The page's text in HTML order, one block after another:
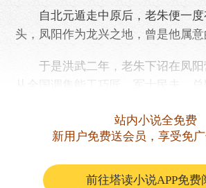
自北元遁走中原后，老朱便一度
头，凤阳作为龙兴之地，曾是他属意
于是洪武二年，老朱下诏在凤阳
李善长主持营建事宜。
开国功臣皆为淮西人，这……
站内小说全免费
新用户免费送会员，享受免
前往塔读小说APP免费